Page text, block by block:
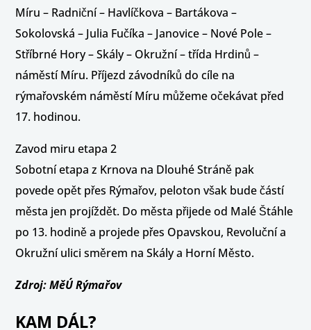
Míru – Radniční – Havlíčkova – Bartákova –
Sokolovská – Julia Fučíka – Janovice – Nové Pole –
Stříbrné Hory – Skály – Okružní – třída Hrdinů –
náměstí Míru. Příjezd závodníků do cíle na
rýmařovském náměstí Míru můžeme očekávat před
17. hodinou.
Zavod miru etapa 2
Sobotní etapa z Krnova na Dlouhé Stráně pak
povede opět přes Rýmařov, peloton však bude částí
města jen projíždět. Do města přijede od Malé Štáhle
po 13. hodině a projede přes Opavskou, Revoluční a
Okružní ulici směrem na Skály a Horní Město.
Zdroj: MěÚ Rýmařov
KAM DÁL?